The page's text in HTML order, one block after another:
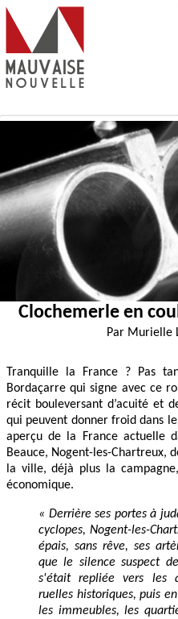
Clochemerle en
Par Murielle
Tranquille la France ? Pas
Bordaçarre qui signe avec ce
récit bouleversant d’acuité et
qui peuvent donner froid dans le
aperçu de la France actuelle
Beauce, Nogent-les-Chartreux,
la ville, déjà plus la
économique.
« Derrière ses portes à
cyclopes, Nogent-les-
épais, sans rêve, ses
que le silence suspect
s'était repliée vers les
ruelles historiques, puis
les immeubles, les